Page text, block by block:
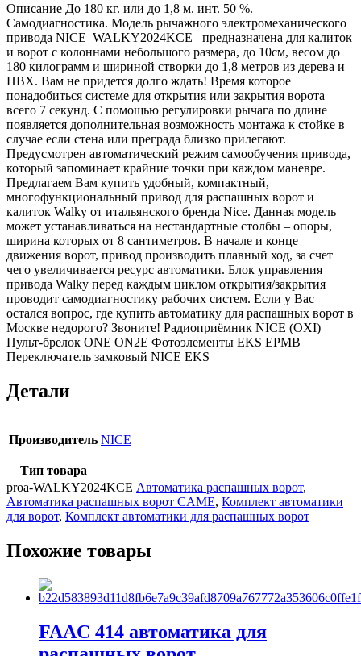
Описание До 180 кг. или до 1,8 м. инт. 50 %.
Самодиагностика. Модель рычажного электромеханического
привода NICE WALKY2024KCE предназначена для калиток
и ворот с колоннами небольшого размера, до 10см, весом до
180 килограмм и шириной створки до 1,8 метров из дерева и
ПВХ. Вам не придется долго ждать! Время которое
понадобиться системе для открытия или закрытия ворота
всего 7 секунд. С помощью регулировки рычага по длине
появляется дополнительная возможность монтажа к стойке в
случае если стена или преграда близко прилегают.
Предусмотрен автоматический режим самообучения привода,
который запоминает крайние точки при каждом маневре.
Предлагаем Вам купить удобный, компактный,
многофункциональный привод для распашных ворот и
калиток Walky от итальянского бренда Nice. Данная модель
может устанавливаться на нестандартные столбы – опоры,
ширина которых от 8 сантиметров. В начале и конце
движения ворот, привод производить плавный ход, за счет
чего увеличивается ресурс автоматики. Блок управления
привода Walky перед каждым циклом открытия/закрытия
проводит самодиагностику рабочих систем. Если у Вас
остался вопрос, где купить автоматику для распашных ворот в
Москве недорого? Звоните! Радиоприёмник NICE (OXI)
Пульт-брелок ONE ON2E Фотоэлементы EKS EPMB
Переключатель замковый NICE EKS
Детали
Производитель NICE
Тип товара
proa-WALKY2024KCE Автоматика распашных ворот,
Автоматика распашных ворот CAME, Комплект автоматики
для ворот, Комплект автоматики для распашных ворот
Похожие товары
FAAC 414 автоматика для